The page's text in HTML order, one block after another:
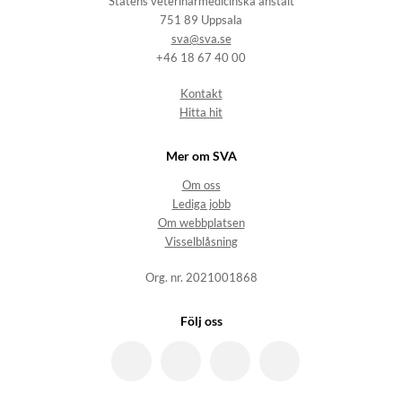
751 89 Uppsala
sva@sva.se
+46 18 67 40 00
Kontakt
Hitta hit
Mer om SVA
Om oss
Lediga jobb
Om webbplatsen
Visselblåsning
Org. nr. 2021001868
Följ oss